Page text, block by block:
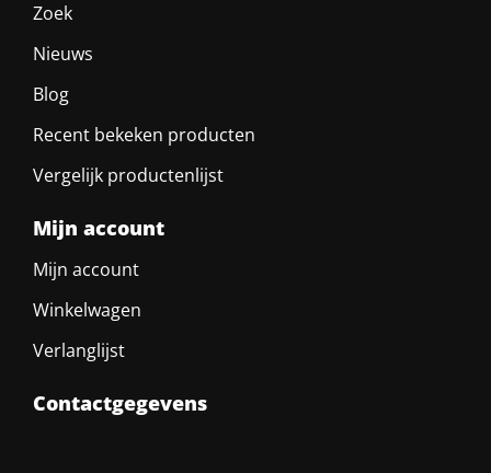
Zoek
Nieuws
Blog
Recent bekeken producten
Vergelijk productenlijst
Mijn account
Mijn account
Winkelwagen
Verlanglijst
Contactgegevens